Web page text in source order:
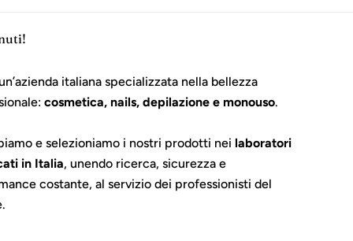
italiana specializzata nella bellezza
cosmetica, nails, depilazione e monouso.
e selezioniamo i nostri prodotti neilaboratori
in Italia, unendo ricerca, sicurezza e
costante, al servizio dei professionisti del